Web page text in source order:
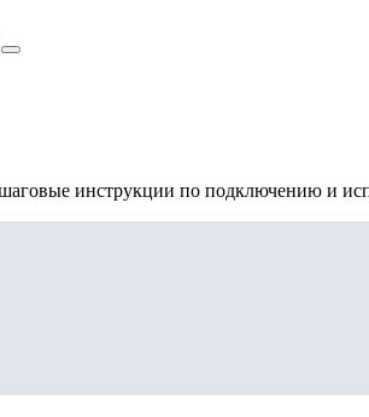
инструкции по подключению и